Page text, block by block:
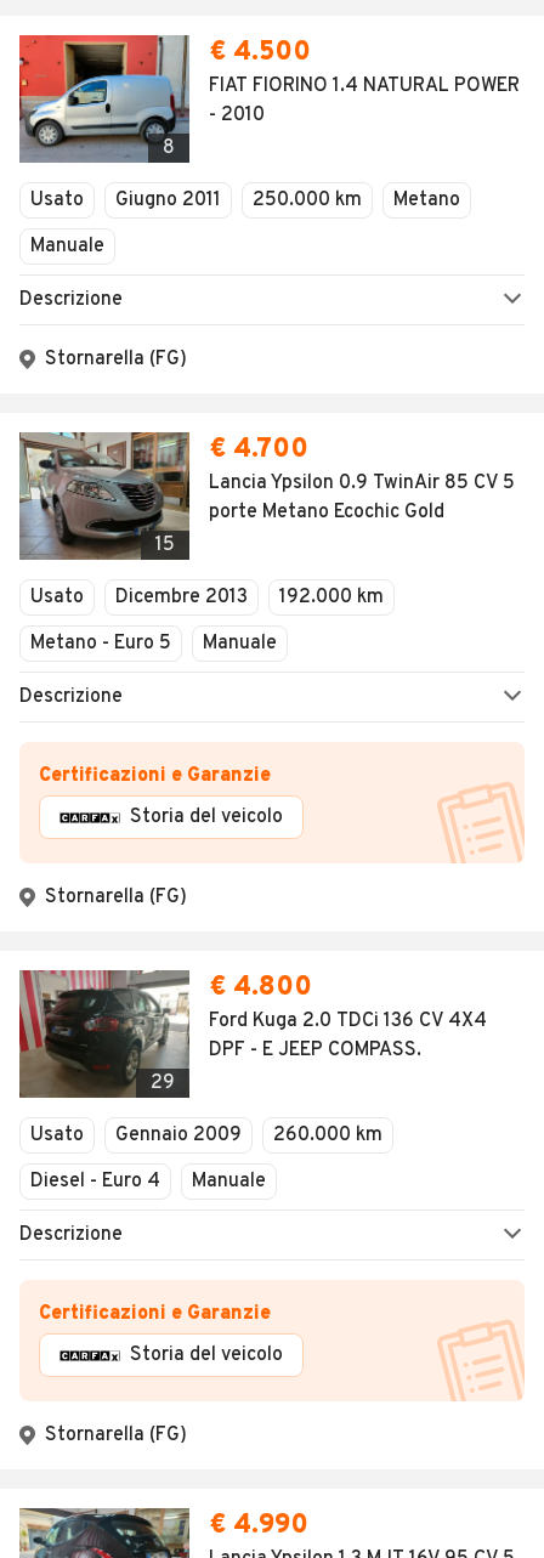
8
€ 4.500
FIAT FIORINO 1.4 NATURAL POWER
- 2010
Usato Giugno 2011 250.000 km
Metano
Manuale
Descrizione
Stornarella (FG)
15
€ 4.700
Lancia Ypsilon 0.9 TwinAir 85 CV 5
porte Metano Ecochic Gold
Usato Dicembre 2013
192.000 km
Metano - Euro 5
Manuale
Descrizione
Certificazioni e Garanzie
Storia del veicolo
Stornarella (FG)
29
€ 4.800
Ford Kuga 2.0 TDCi 136 CV 4X4
DPF - E JEEP COMPASS.
Usato Gennaio 2009
260.000 km
Diesel - Euro 4
Manuale
Descrizione
Certificazioni e Garanzie
Storia del veicolo
Stornarella (FG)
€ 4.990